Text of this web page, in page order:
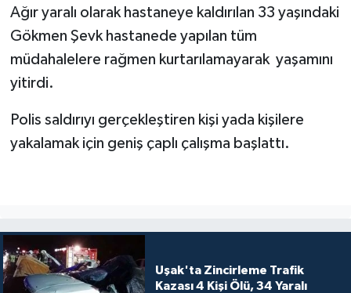
Ağır yaralı olarak hastaneye kaldırılan 33 yaşındaki
Gökmen Şevk hastanede yapılan tüm
müdahalelere rağmen kurtarılamayarak yaşamını
yitirdi.
Polis saldırıyı gerçekleştiren kişi yada kişilere
yakalamak için geniş çaplı çalışma başlattı.
Uşak'ta Zincirleme Trafik
Kazası 4 Kişi Ölü, 34 Yaralı
Yerel